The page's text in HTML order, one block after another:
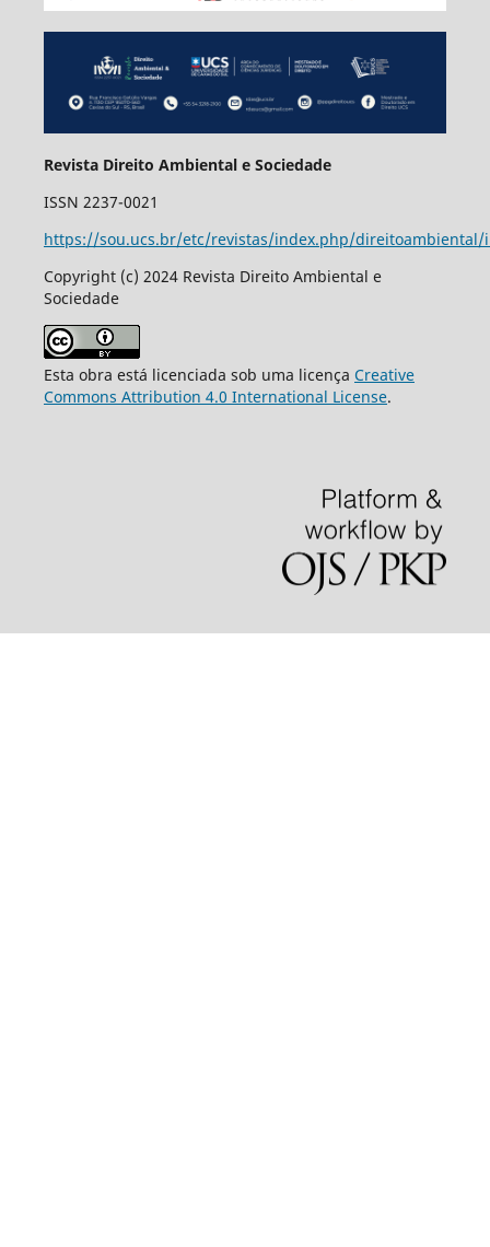
Revista Direito Ambiental e Sociedade
ISSN 2237-0021
https://sou.ucs.br/etc/revistas/index.php/direitoambiental/
Copyright (c) 2024 Revista Direito Ambiental e
Sociedade
Esta obra está licenciada sob uma licença Creative
Commons Attribution 4.0 International License.